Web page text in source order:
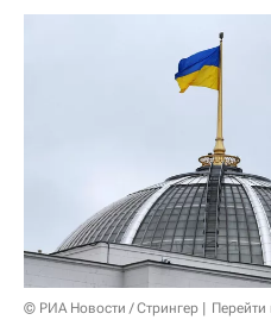
© РИА Новости / Стрингер